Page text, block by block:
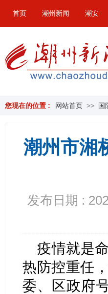
首页 潮州新闻 潮安
您现在的位置 : 网站首页 >> 国
潮州市湘
发布日期 :
疫情就是
热防控重任
委、区政府